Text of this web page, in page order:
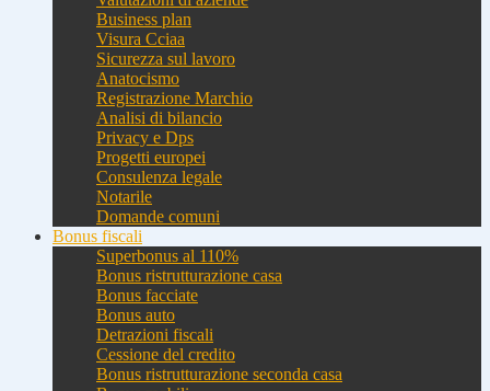
Business plan
Visura Cciaa
Sicurezza sul lavoro
Anatocismo
Registrazione Marchio
Analisi di bilancio
Privacy e Dps
Progetti europei
Consulenza legale
Notarile
Domande comuni
Bonus fiscali
Superbonus al 110%
Bonus ristrutturazione casa
Bonus facciate
Bonus auto
Detrazioni fiscali
Cessione del credito
Bonus ristrutturazione seconda casa